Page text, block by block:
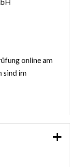
online am
sind im